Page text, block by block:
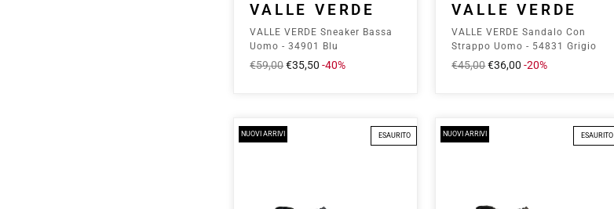
VALLE VERDE
VALLE VERDE Sneaker Bassa
Uomo - 34901 Blu
Prezzo
€59,00Prezzo
€35,50-40%
VALLE VERDE
VALLE VERDE Sandalo Con
Strappo Uomo - 54831 Grigio
Prezzo
€45,00Prezzo
€36,00-20%
NUOVI ARRIVI ESAURITO NUOVI ARRIVI ESAURITO